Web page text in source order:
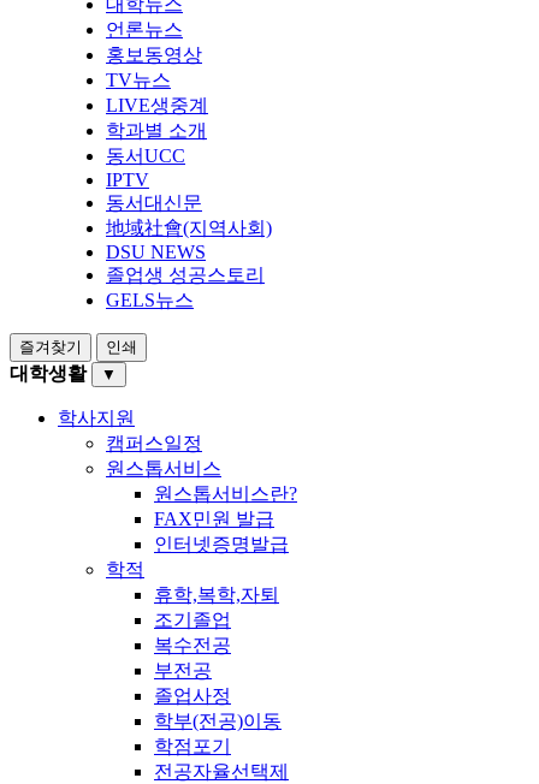
언론뉴스
홍보동영상
TV뉴스
LIVE생중계
학과별 소개
동서UCC
IPTV
동서대신문
地域社會(지역사회)
DSU NEWS
졸업생 성공스토리
GELS뉴스
즐겨찾기 인쇄
대학생활 ▼
학사지원
캠퍼스일정
원스톱서비스
원스톱서비스란?
FAX민원 발급
인터넷증명발급
학적
휴학,복학,자퇴
조기졸업
복수전공
부전공
졸업사정
학부(전공)이동
학점포기
전공자율선택제